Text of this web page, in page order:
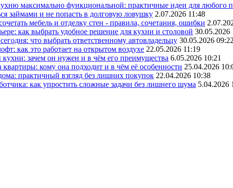
максимально функциональной: практичные идеи для любого
займами и не попасть в долговую ловушку 2.07.2026 11:48
мебель и отделку стен - правила, сочетания, ошибки
как выбрать удобное решение для кухни и столовой 30.05.2026
что выбрать ответственному автовладельцу 30.05.2026 09:22
как это работает на открытом воздухе 22.05.2026 11:19
зачем он нужен и в чём его преимущества 6.05.2026 10:21
кому она подходит и в чём её особенности 25.04.2026
практичный взгляд без лишних покупок 22.04.2026 10:38
как упростить сложные задачи без лишнего шума 5.04.2026